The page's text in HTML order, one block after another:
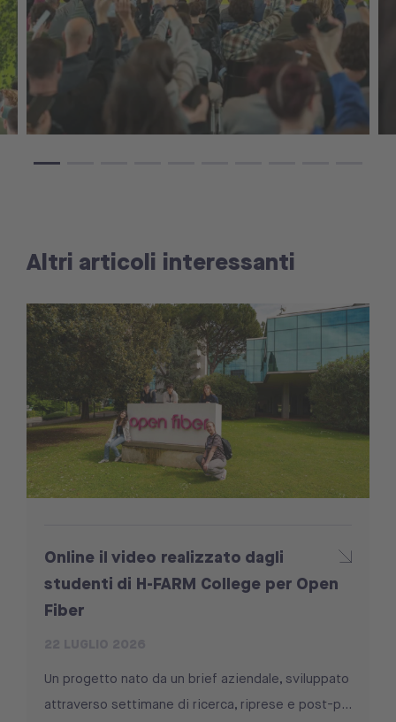
Altri articoli interessanti
Online il video realizzato dagli
studenti di H-FARM College per Open
Fiber
Un progetto nato da un brief aziendale, sviluppato
attraverso settimane di ricerca, riprese e post-p...